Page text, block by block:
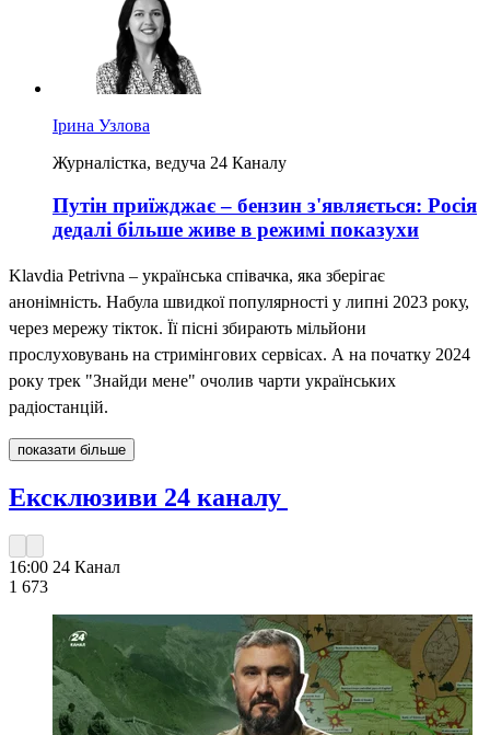
Ірина Узлова
Журналістка, ведуча 24 Каналу
Путін приїжджає – бензин з'являється: Росія
дедалі більше живе в режимі показухи
Klavdia Petrivna – українська співачка, яка зберігає
анонімність. Набула швидкої популярності у липні 2023 року,
через мережу тікток. Її пісні збирають мільйони
прослуховувань на стримінгових сервісах. А на початку 2024
року трек "Знайди мене" очолив чарти українських
радіостанцій.
показати більше
Ексклюзиви 24 каналу
16:00 24 Канал
1 673